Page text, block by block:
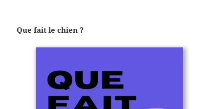
Que fait le chien ?